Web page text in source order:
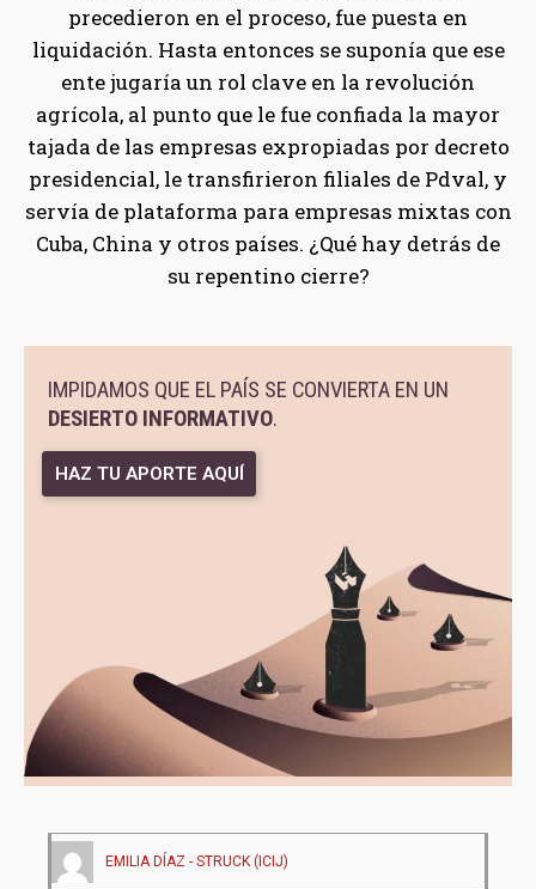
precedieron en el proceso, fue puesta en
liquidación. Hasta entonces se suponía que ese
ente jugaría un rol clave en la revolución
agrícola, al punto que le fue confiada la mayor
tajada de las empresas expropiadas por decreto
presidencial, le transfirieron filiales de Pdval, y
servía de plataforma para empresas mixtas con
Cuba, China y otros países. ¿Qué hay detrás de
su repentino cierre?
IMPIDAMOS QUE EL PAÍS SE CONVIERTA EN UN
DESIERTO INFORMATIVO.
HAZ TU APORTE AQUÍ
EMILIA DÍAZ - STRUCK (ICIJ)